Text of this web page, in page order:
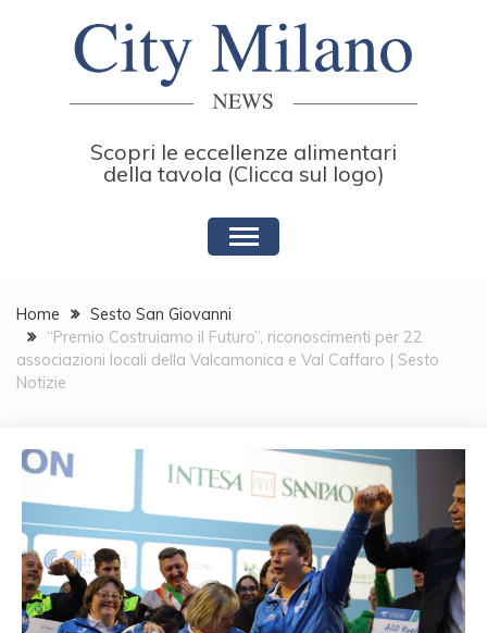
Scopri le eccellenze alimentari
della tavola (Clicca sul logo)
Home
Sesto San Giovanni
“Premio Costruiamo il Futuro”, riconoscimenti per 22
associazioni locali della Valcamonica e Val Caffaro | Sesto
Notizie